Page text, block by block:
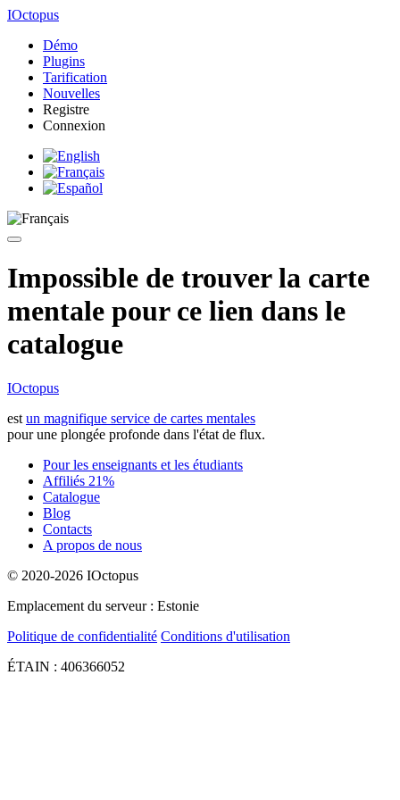
IOctopus
Démo
Plugins
Tarification
Nouvelles
Registre
Connexion
Impossible de trouver la carte
mentale pour ce lien dans le
catalogue
IOctopus
est un magnifique service de cartes mentales
pour une plongée profonde dans l'état de flux.
Pour les enseignants et les étudiants
Affiliés 21%
Catalogue
Blog
Contacts
A propos de nous
© 2020-2026 IOctopus
Emplacement du serveur : Estonie
Politique de confidentialité Conditions d'utilisation
ÉTAIN : 406366052